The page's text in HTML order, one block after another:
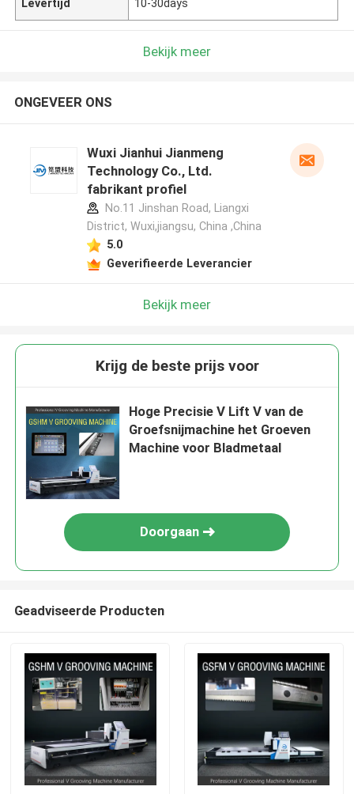
Levertijd 10-30days
Bekijk meer
ONGEVEER ONS
Wuxi Jianhui Jianmeng
Technology Co., Ltd.
fabrikant profiel
No.11 Jinshan Road, Liangxi
District, Wuxi,jiangsu, China ,China
5.0
Geverifieerde Leverancier
Bekijk meer
Krijg de beste prijs voor
Hoge Precisie V Lift V van de
Groefsnijmachine het Groeven
Machine voor Bladmetaal
Doorgaan
Geadviseerde Producten